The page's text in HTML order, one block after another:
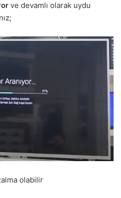
ve devamlı olarak uydu
olabilir